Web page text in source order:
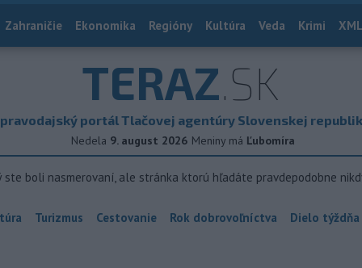
Zahraničie Ekonomika Regióny Kultúra Veda Krimi
TERAZ.SK
portál Tlačovej agentúry Slovenskej
Nedela 9. august 2026 Meniny má Ľubomíra
ste boli nasmerovaní, ale stránka ktorú hľadáte pravdepodobne
Turizmus Cestovanie Rok dobrovoľníctva Dielo týždňa